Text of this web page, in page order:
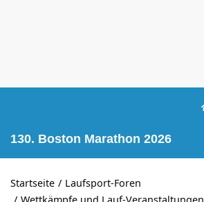
130. Boston Marathon 2026
Startseite
Laufsport-Foren